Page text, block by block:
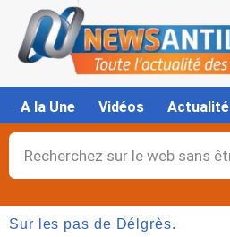
contenu
A la Une Vidéos Actualité
Rechercher
Sur les pas de Délgrès.